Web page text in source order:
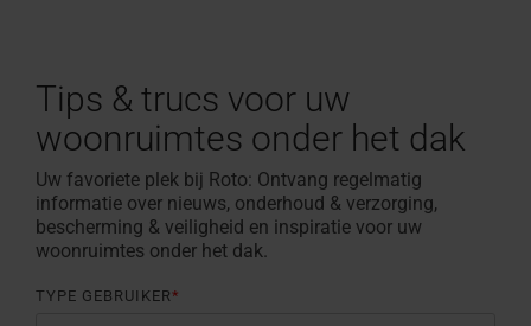
Tips & trucs voor uw
woonruimtes onder het dak
Uw favoriete plek bij Roto: Ontvang regelmatig
informatie over nieuws, onderhoud & verzorging,
bescherming & veiligheid en inspiratie voor uw
woonruimtes onder het dak.
TYPE GEBRUIKER*